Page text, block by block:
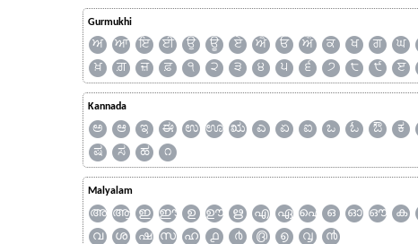
Gurmukhi
ਅ ਆ ਇ ਈ ਉ ਊ ਏ ਐ ਓ ਔ ਕ ਖ ਗ ਘ
ਖ਼
ਗ਼ ਜ਼ ਫ਼ ੧ ੨ ੩ ੪ ੫ ੬ ੭ ੮ ੯ ੲ
Kannada
ಅ ಆ ಇ ಈ ಉ ಊ ಋ ಎ ಏ ಐ ಒ ಓ ಔ ಕ
ಷ
ಸ ಹ ೧
Malyalam
അ ആ ഇ ഈ ഉ ഊ ഋ എ ഏ ഐ ഒ ഓ ഔ ക
വ
ശ ഷ സ ഹ ൧ ൪ ൫ ൭ ൮ ൯